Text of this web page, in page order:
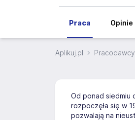
Praca Opinie
Aplikuj.pl Pracodawcy
Od ponad siedmiu
rozpoczęła się w
pozwalają na